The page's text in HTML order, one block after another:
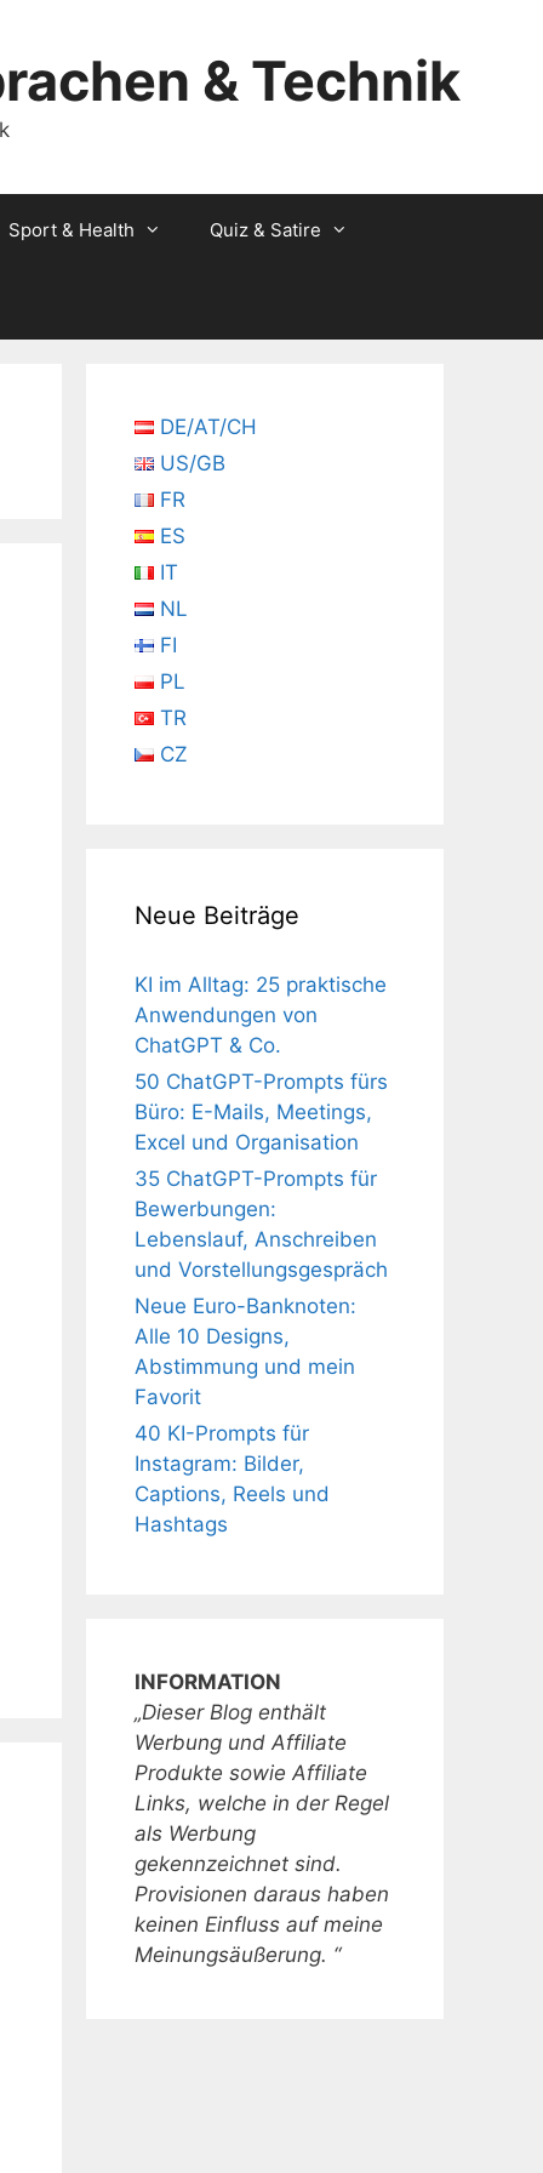
& Technik
Sport & Health Quiz & Satire
DE/AT/CH
US/GB
FR
ES
IT
NL
FI
PL
TR
CZ
Neue Beiträge
KI im Alltag: 25 praktische
Anwendungen von
ChatGPT & Co.
50 ChatGPT-Prompts fürs
Büro: E-Mails, Meetings,
Excel und Organisation
35 ChatGPT-Prompts für
Bewerbungen:
Lebenslauf, Anschreiben
und Vorstellungsgespräch
Neue Euro-Banknoten:
Alle 10 Designs,
Abstimmung und mein
Favorit
40 KI-Prompts für
Instagram: Bilder,
Captions, Reels und
Hashtags
INFORMATION
„Dieser Blog enthält
Werbung und Affiliate
Produkte sowie Affiliate
Links, welche in der Regel
als Werbung
gekennzeichnet sind.
Provisionen daraus haben
keinen Einfluss auf meine
Meinungsäußerung. “